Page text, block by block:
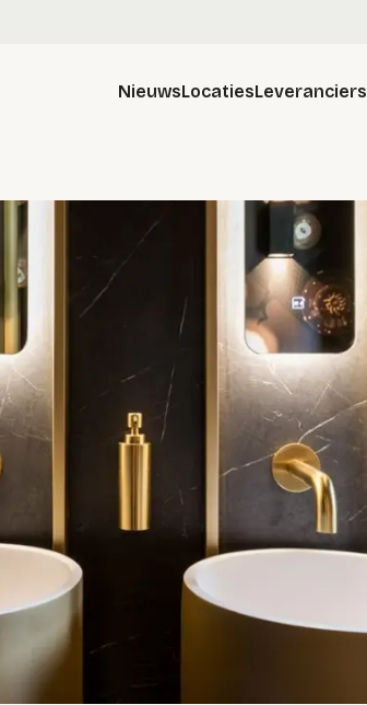
NieuwsLocatiesLeveranciers